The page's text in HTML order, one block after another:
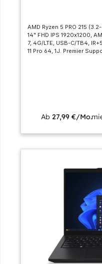
AMD Ryzen 5 PRO 215
14" FHD IPS 1920x1200,
7, 4G/LTE, USB-C/TB4,
11 Pro 64, 1J. Premier
Ab27,99 €/Mo.